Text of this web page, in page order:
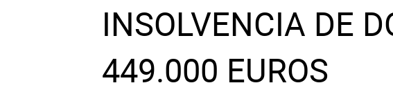
Derechos
Tecnología
INSOLVENCIA DE
449.000 EUROS